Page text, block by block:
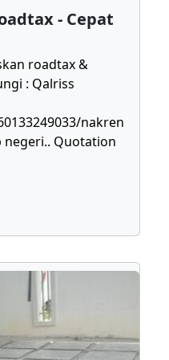
- Cepat
roadtax &
: Qalriss
nakren
negeri.. Quotation